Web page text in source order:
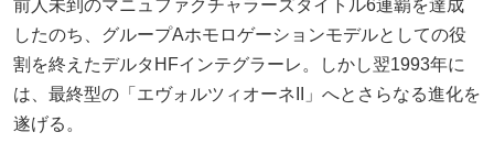
前人未到のマニュファクチャラーズタイトル6連覇を達成
したのち、グループAホモロゲーションモデルとしての役
割を終えたデルタHFインテグラーレ。しかし翌1993年に
は、最終型の「エヴォルツィオーネII」へとさらなる進化を
遂げる。